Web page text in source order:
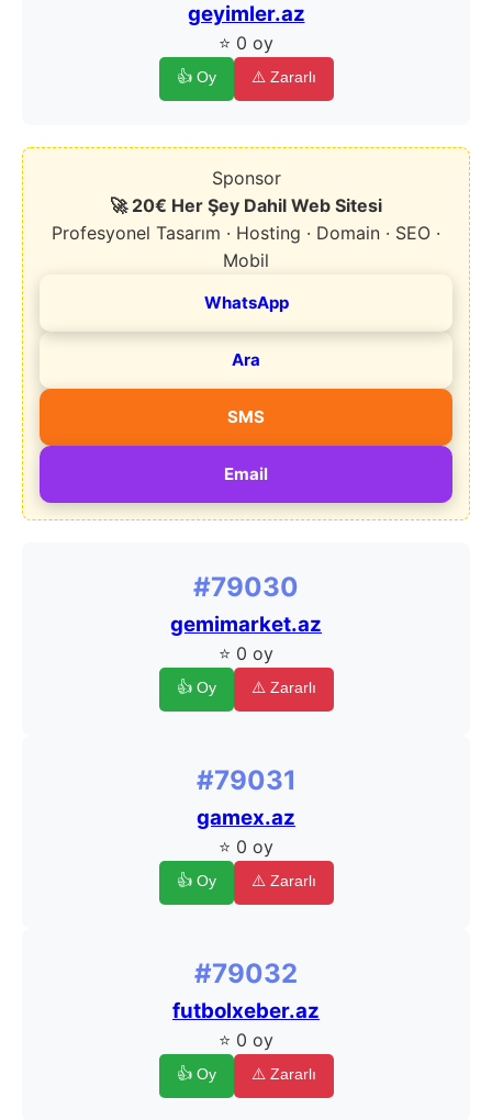
geyimler.az
⭐ 0 oy
👍 Oy ⚠️ Zararlı
Sponsor
🚀 20€ Her Şey Dahil Web Sitesi
Profesyonel Tasarım · Hosting · Domain · SEO ·
Mobil
WhatsApp
Ara
SMS
Email
#79030
gemimarket.az
⭐ 0 oy
👍 Oy ⚠️ Zararlı
#79031
gamex.az
⭐ 0 oy
👍 Oy ⚠️ Zararlı
#79032
futbolxeber.az
⭐ 0 oy
👍 Oy ⚠️ Zararlı